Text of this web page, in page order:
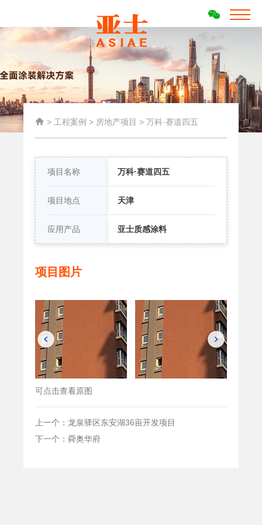
 > 工程案例 > 房地产项目 > 万科·赛道四五
项目名称 万科·赛道四五
项目地点 天津
应用产品 亚士质感涂料
项目图片
可点击查看原图
上一个：龙泉驿区东安湖36亩开发项目
下一个：舜奥华府